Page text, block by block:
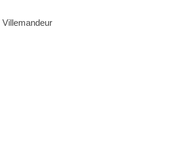
Villemandeur